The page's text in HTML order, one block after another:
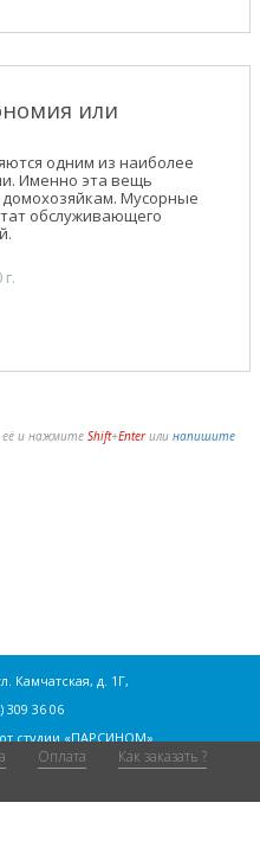
или
одним из наиболее
Именно эта вещь
Мусорные
обслуживающего
её и нажмите Shift+Enterили напишите
Камчатская, д. 1Г,
309 36 06
студии «ПАРСИНОМ»
данных
Оплата Как заказать ?